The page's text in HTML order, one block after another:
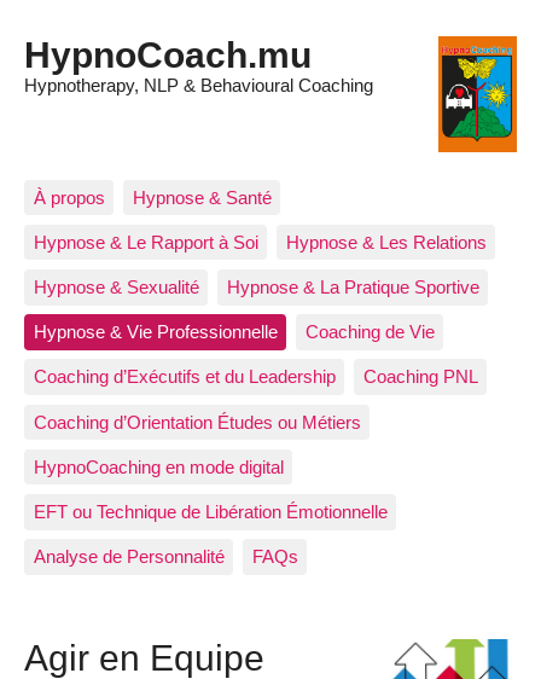
HypnoCoach.mu
Hypnotherapy, NLP & Behavioural Coaching
À propos Hypnose & Santé
Hypnose & Le Rapport à Soi Hypnose & Les Relations
Hypnose & Sexualité Hypnose & La Pratique Sportive
Hypnose & Vie Professionnelle Coaching de Vie
Coaching d’Exécutifs et du Leadership Coaching PNL
Coaching d’Orientation Études ou Métiers
HypnoCoaching en mode digital
EFT ou Technique de Libération Émotionnelle
Analyse de Personnalité FAQs
Agir en Equipe